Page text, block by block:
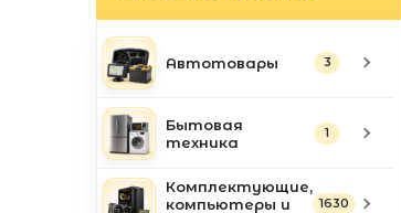
Автотовары 3
Бытовая
техника
1
Комплектующие,
компьютеры и
1630